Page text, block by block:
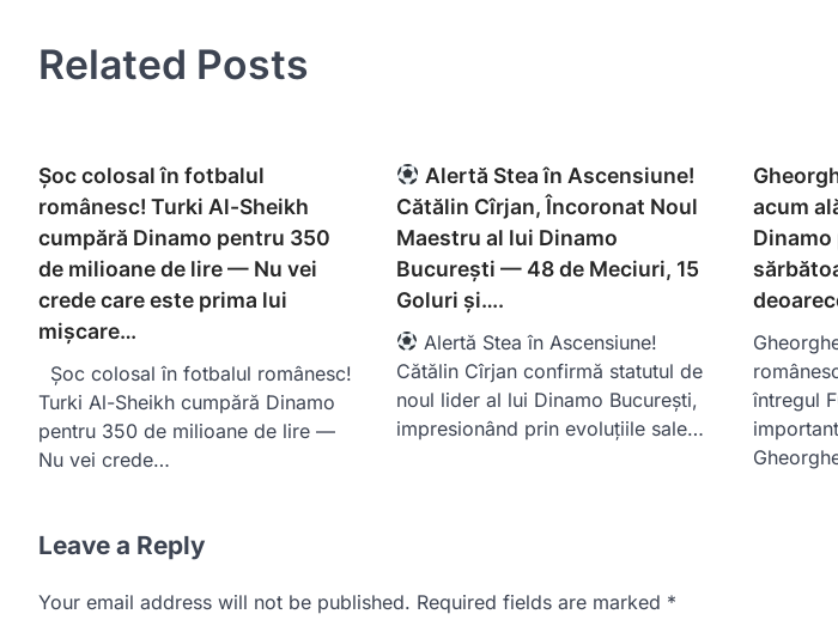
Related Posts
Șoc colosal în fotbalul
românesc! Turki Al-Sheikh
cumpără Dinamo pentru 350
de milioane de lire — Nu vei
crede care este prima lui
mișcare…
Șoc colosal în fotbalul românesc!
Turki Al-Sheikh cumpără Dinamo
pentru 350 de milioane de lire —
Nu vei crede…
Alertă Stea în Ascensiune!
Cătălin Cîrjan, Încoronat Noul
Maestru al lui Dinamo
București — 48 de Meciuri, 15
Goluri și….
Alertă Stea în Ascensiune!
Cătălin Cîrjan confirmă statutul de
noul lider al lui Dinamo București,
impresionând prin evoluțiile sale…
acum
Dinamo
întregul
Leave a Reply
Your email address will not be published. Required fields are marked *